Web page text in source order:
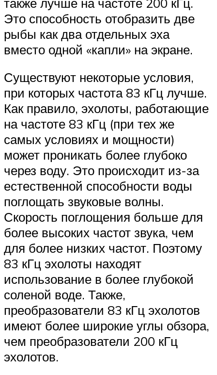
Это способность отобразить две
рыбы как два отдельных эха
вместо одной «капли» на экране.
Существуют некоторые условия,
при которых частота 83 кГц лучше.
Как правило, эхолоты, работающие
на частоте 83 кГц (при тех же
самых условиях и мощности)
может проникать более глубоко
через воду. Это происходит из-за
естественной способности воды
поглощать звуковые волны.
Скорость поглощения больше для
более высоких частот звука, чем
для более низких частот. Поэтому
83 кГц эхолоты находят
использование в более глубокой
соленой воде. Также,
преобразователи 83 кГц эхолотов
имеют более широкие углы обзора,
чем преобразователи 200 кГц
эхолотов.